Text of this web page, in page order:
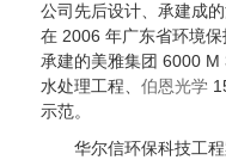
公司先后设计、承建成
在 2006 年广东省环境
承建的美雅集团 6000
水处理工程、 伯恩光学
示范。
华尔信环保科技工程